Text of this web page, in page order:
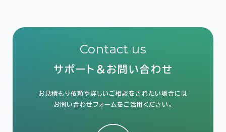
Contact us
サポート＆お問い合わせ
お見積もり依頼や詳しいご相談をされたい場合には
お問い合わせフォームをご活用ください。